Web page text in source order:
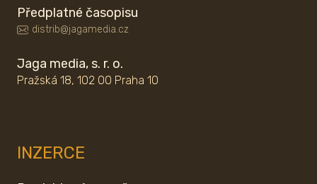
Předplatné časopisu
distrib@jagamedia.cz
Jaga media, s. r. o.
Pražská 18, 102 00 Praha 10
INZERCE